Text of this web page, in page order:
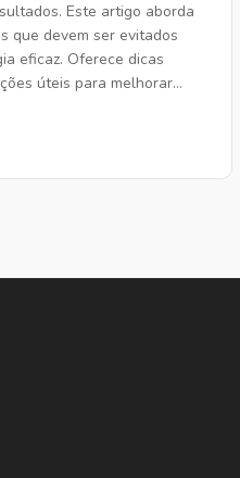
Este artigo aborda
que devem ser evitados
eficaz. Oferece dicas
úteis para melhorar